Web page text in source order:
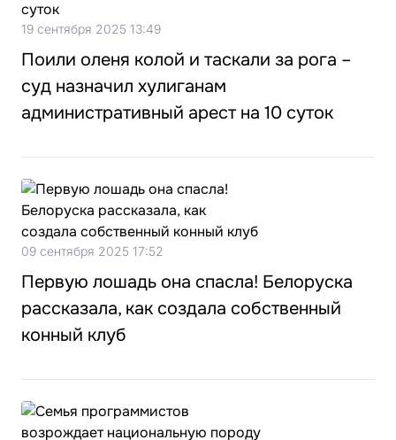
19 сентября 2025 13:49
Поили оленя колой и таскали за рога –
суд назначил хулиганам
административный арест на 10 суток
09 сентября 2025 17:52
Первую лошадь она спасла! Белоруска
рассказала, как создала собственный
конный клуб